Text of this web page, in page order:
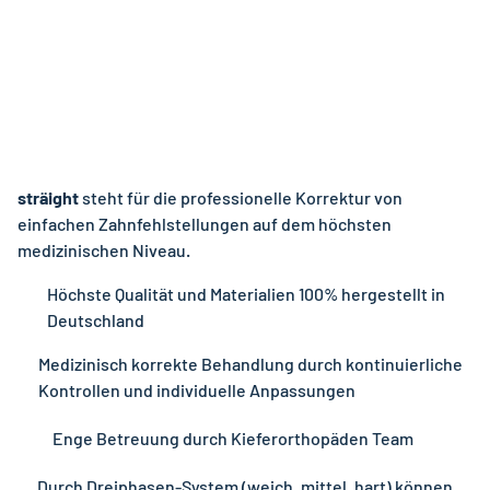
sträight steht für die professionelle Korrektur von
einfachen Zahnfehlstellungen auf dem höchsten
medizinischen Niveau.
Höchste Qualität und Materialien 100% hergestellt in
Deutschland
Medizinisch korrekte Behandlung durch kontinuierliche
Kontrollen und individuelle Anpassungen
Enge Betreuung durch Kieferorthopäden Team